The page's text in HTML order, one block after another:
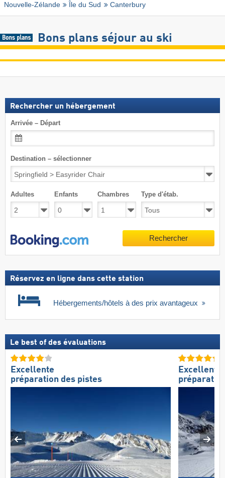
Nouvelle-Zélande
Île du Sud Canterbury
Bons plans séjour au ski
Rechercher un hébergement
Arrivée – Départ
Destination – sélectionner
Adultes Enfants Chambres Type d'étab.
Rechercher
Réservez en ligne dans cette station
Hébergements/hôtels à des prix avantageux
Le best of des évaluations
Excellente
préparation des pistes
Excellente